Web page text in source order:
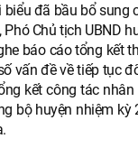
đã bầu bổ sung
Phó Chủ tịch UBND
báo cáo tổng kết
vấn đề về tiếp tục
kết công tác
bộ huyện nhiệm kỳ